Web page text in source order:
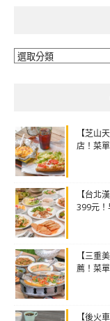
分
【芝山
店！菜
【台北
399元！
【三重
薦！菜
【後火